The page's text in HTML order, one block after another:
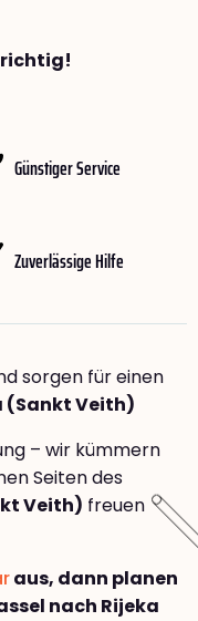
richtig!
Günstiger Service
Zuverlässige Hilfe
sorgen für einen
(Sankt Veith)
– wir kümmern
Seiten des
Veith) freuen
aus, dann planen
nach Rijeka